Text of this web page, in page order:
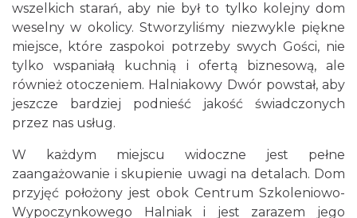
wszelkich starań, aby nie był to tylko kolejny dom
weselny w okolicy. Stworzyliśmy niezwykle piękne
miejsce, które zaspokoi potrzeby swych Gości, nie
tylko wspaniałą kuchnią i ofertą biznesową, ale
również otoczeniem. Halniakowy Dwór powstał, aby
jeszcze bardziej podnieść jakość świadczonych
przez nas usług.
W każdym miejscu widoczne jest pełne
zaangażowanie i skupienie uwagi na detalach. Dom
przyjęć położony jest obok Centrum Szkoleniowo-
Wypoczynkowego Halniak i jest zarazem jego